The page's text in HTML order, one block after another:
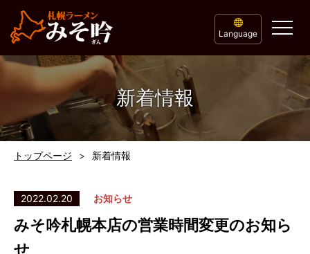
Language
新着情報
トップページ 新着情報
2022.02.20 お知らせ
みそ吟札幌本店の営業時間変更のお知ら
せ